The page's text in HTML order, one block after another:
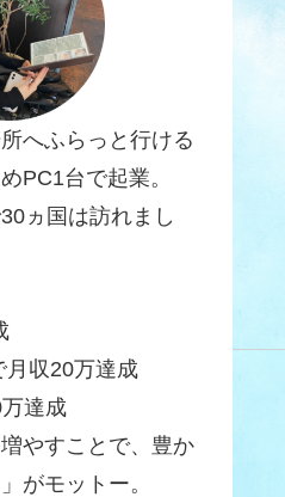
へふらっと行ける
PC1台で起業。
ヵ国は訪れまし
月収20万達成
達成
やすことで、豊か
がモットー。